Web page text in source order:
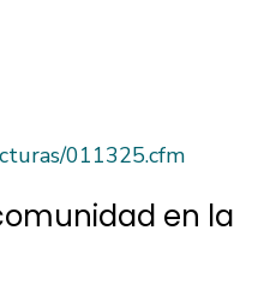
011325.cfm
en la